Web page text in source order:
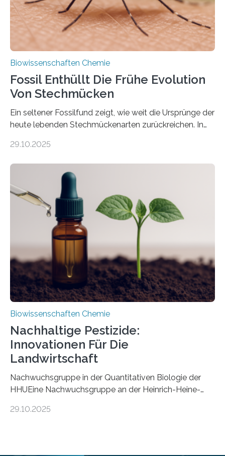
nächsten…
Biowissenschaften Chemie
Fossil Enthüllt Die Frühe Evolution
Von Stechmücken
Ein seltener Fossilfund zeigt, wie weit die Ursprünge der
heute lebenden Stechmückenarten zurückreichen. In
Forschende die bisher älteste bekannte Stechmücken-
Region Kachin in Myanmar und hat sich in
ausgezeichnetem Zustand erhalten. Es konnte als neue
Art einer neuen Gattung beschrieben werden und trägt
nun den Namen Cretosabethes primaevus. Dieser erste
fossile Nachweis einer Stechmückenlarve in Bernstein
stellt gleichzeitig den ersten Fossilfund einer
Mückenlarve aus dem Mesozoikum dar, denn…
29.10.2025
Biowissenschaften Chemie
Nachhaltige Pestizide:
Innovationen Für Die
Landwirtschaft
Nachwuchsgruppe in der Quantitativen Biologie der
HHUEine Nachwuchsgruppe an der Heinrich-Heine-
fünf Jahren erforschen, wie Bakterien auf
29.10.2025